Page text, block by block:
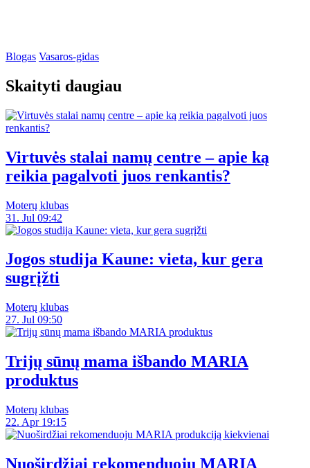
Blogas Vasaros-gidas
Skaityti daugiau
Virtuvės stalai namų centre – apie ką
reikia pagalvoti juos renkantis?
Moterų klubas
31. Jul 09:42
Jogos studija Kaune: vieta, kur gera
sugrįžti
Moterų klubas
27. Jul 09:50
Trijų sūnų mama išbando MARIA
produktus
Moterų klubas
22. Apr 19:15
Nuoširdžiai rekomenduoju MARIA